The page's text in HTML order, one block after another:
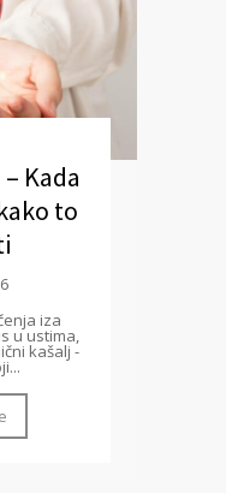
Kada
to
iza
u ustima,
kašalj -